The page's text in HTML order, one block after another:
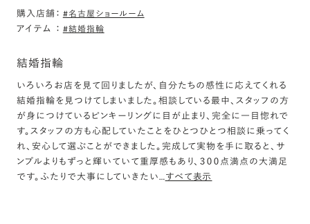
また結婚指輪の購入など機会があれば購入させていただきたいと
考えております。
購入店舗： #名古屋ショールーム
アイテム ： #結婚指輪
結婚指輪
いろいろお店を見て回りましたが、自分たちの感性に応えてくれる
結婚指輪を見つけてしまいました。相談している最中、スタッフの方
が身につけているピンキーリングに目が止まり、完全に一目惚れで
す。スタッフの方も心配していたことをひとつひとつ相談に乗ってく
れ、安心して選ぶことができました。完成して実物を手に取ると、サ
ンプルよりもずっと輝いていて重厚感もあり、３００点満点の大満足
です。ふたりで大事にしていきたい…すべて表示